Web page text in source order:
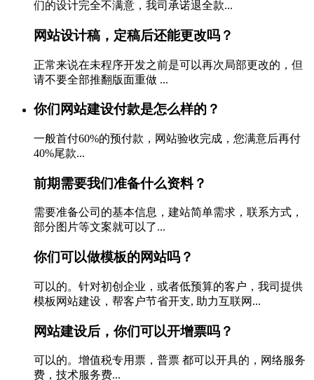
们的设计完全不满意，我司承诺退全款...
网站设计稿，定稿后还能更改吗？
正常来说在未程序开发之前是可以再次局部更改的，但
请不要全部推翻版面重做 ...
你们网站建设付款是怎么样的？
一般首付60%的预付款，网站验收完成，您满意后再付
40%尾款...
前期需要我们准备什么资料？
需要准备公司的基本信息，建站简单需求，联系方式，
部分图片等文案就可以了...
你们可以做模板的网站吗？
可以的。针对初创企业，或者低预算的客户，我司提供
模板网站建设，帮客户节省开支, 助力互联网...
网站建设后，你们可以开增票吗？
可以的。增值税专用票，普票 都可以开具的，网络服务
费，技术服务费...